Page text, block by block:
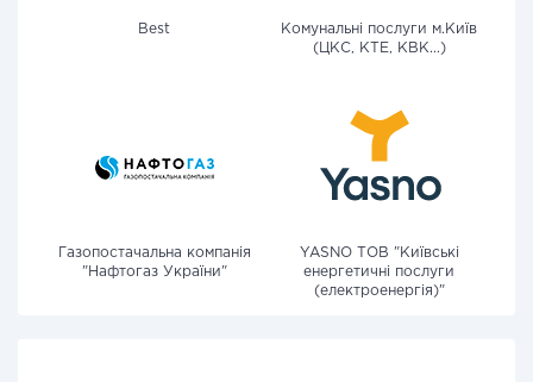
Best
Комунальні послуги м.Київ
(ЦКС, КТЕ, КВК...)
Газопостачальна компанія
"Нафтогаз України"
YASNO ТОВ "Київські
енергетичні послуги
(електроенергія)"